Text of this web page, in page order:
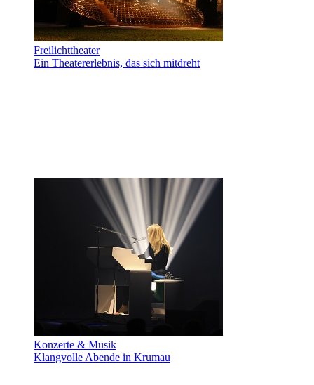
Freilichttheater
Ein Theatererlebnis, das sich mitdreht
Konzerte & Musik
Klangvolle Abende in Krumau